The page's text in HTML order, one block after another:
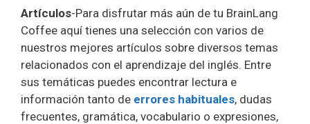
Artículos-Para disfrutar más aún de tu BrainLang
Coffee aquí tienes una selección con varios de
nuestros mejores artículos sobre diversos temas
relacionados con el aprendizaje del inglés. Entre
sus temáticas puedes encontrar lectura e
información tanto de errores habituales, dudas
frecuentes, gramática, vocabulario o expresiones,